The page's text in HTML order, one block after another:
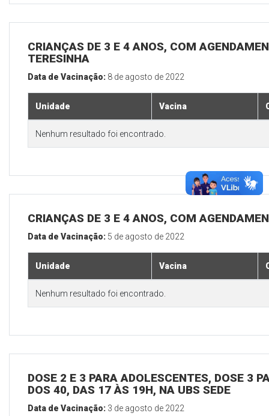
CRIANÇAS DE 3 E 4 ANOS, COM
TERESINHA
Data de Vacinação: 8 de agosto de 2022
Unidade Vacina
Nenhum resultado foi encontrado.
CRIANÇAS DE 3 E 4 ANOS, COM
Data de Vacinação: 5 de agosto de 2022
Unidade Vacina
Nenhum resultado foi encontrado.
DOSE 2 E 3 PARA ADOLESCENTES, DOSE 3
DOS 40, DAS 17 ÀS 19H, NA UBS SEDE
Data de Vacinação: 3 de agosto de 2022